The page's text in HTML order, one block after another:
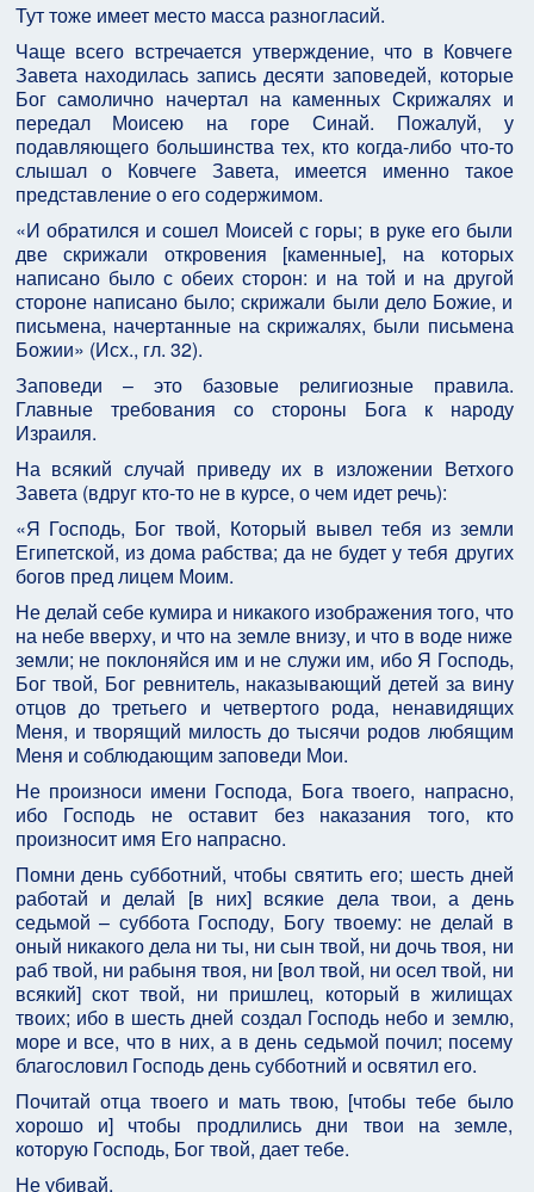
Тут тоже имеет место масса разногласий.
Чаще всего встречается утверждение, что в Ковчеге
Завета находилась запись десяти заповедей, которые
Бог самолично начертал на каменных Скрижалях и
передал Моисею на горе Синай. Пожалуй, у
подавляющего большинства тех, кто когда-либо что-то
слышал о Ковчеге Завета, имеется именно такое
представление о его содержимом.
«И обратился и сошел Моисей с горы; в руке его были
две скрижали откровения [каменные], на которых
написано было с обеих сторон: и на той и на другой
стороне написано было; скрижали были дело Божие, и
письмена, начертанные на скрижалях, были письмена
Божии» (Исх., гл. 32).
Заповеди – это базовые религиозные правила.
Главные требования со стороны Бога к народу
Израиля.
На всякий случай приведу их в изложении Ветхого
Завета (вдруг кто-то не в курсе, о чем идет речь):
«Я Господь, Бог твой, Который вывел тебя из земли
Египетской, из дома рабства; да не будет у тебя других
богов пред лицем Моим.
Не делай себе кумира и никакого изображения того, что
на небе вверху, и что на земле внизу, и что в воде ниже
земли; не поклоняйся им и не служи им, ибо Я Господь,
Бог твой, Бог ревнитель, наказывающий детей за вину
отцов до третьего и четвертого рода, ненавидящих
Меня, и творящий милость до тысячи родов любящим
Меня и соблюдающим заповеди Мои.
Не произноси имени Господа, Бога твоего, напрасно,
ибо Господь не оставит без наказания того, кто
произносит имя Его напрасно.
Помни день субботний, чтобы святить его; шесть дней
работай и делай [в них] всякие дела твои, а день
седьмой – суббота Господу, Богу твоему: не делай в
оный никакого дела ни ты, ни сын твой, ни дочь твоя, ни
раб твой, ни рабыня твоя, ни [вол твой, ни осел твой, ни
всякий] скот твой, ни пришлец, который в жилищах
твоих; ибо в шесть дней создал Господь небо и землю,
море и все, что в них, а в день седьмой почил; посему
благословил Господь день субботний и освятил его.
Почитай отца твоего и мать твою, [чтобы тебе было
хорошо и] чтобы продлились дни твои на земле,
которую Господь, Бог твой, дает тебе.
Не убивай.